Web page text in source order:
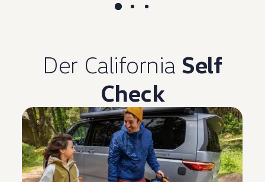
Der California Self
Check